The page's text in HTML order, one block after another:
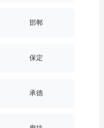
邯郸
保定
承德